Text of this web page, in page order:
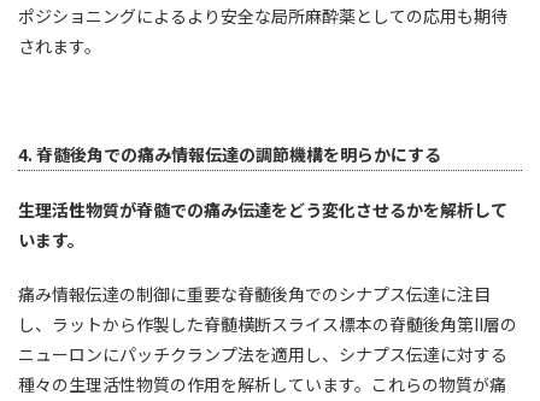
ポジショニングによるより安全な局所麻酔薬としての応用も期待
されます。
4. 脊髄後角での痛み情報伝達の調節機構を明らかにする
生理活性物質が脊髄での痛み伝達をどう変化させるかを解析して
います。
痛み情報伝達の制御に重要な脊髄後角でのシナプス伝達に注目
し、ラットから作製した脊髄横断スライス標本の脊髄後角第II層の
ニューロンにパッチクランプ法を適用し、シナプス伝達に対する
種々の生理活性物質の作用を解析しています。これらの物質が痛